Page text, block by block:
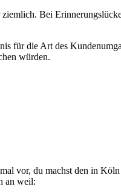
Bei
für die Art des
würden.
vor, du machst den in
an weil: